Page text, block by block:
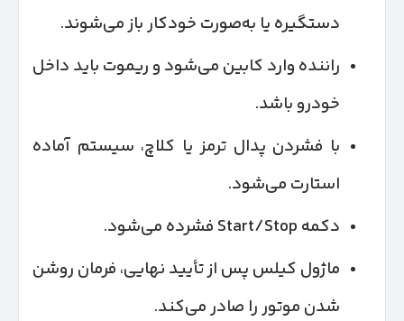
دستگیره یا به‌صورت خودکار باز می‌شوند.
راننده وارد کابین می‌شود و ریموت باید داخل
خودرو باشد.
با فشردن پدال ترمز یا کلاچ، سیستم آماده
استارت می‌شود.
دکمه Start/Stop فشرده می‌شود.
ماژول کیلس پس از تأیید نهایی، فرمان روشن
شدن موتور را صادر می‌کند.